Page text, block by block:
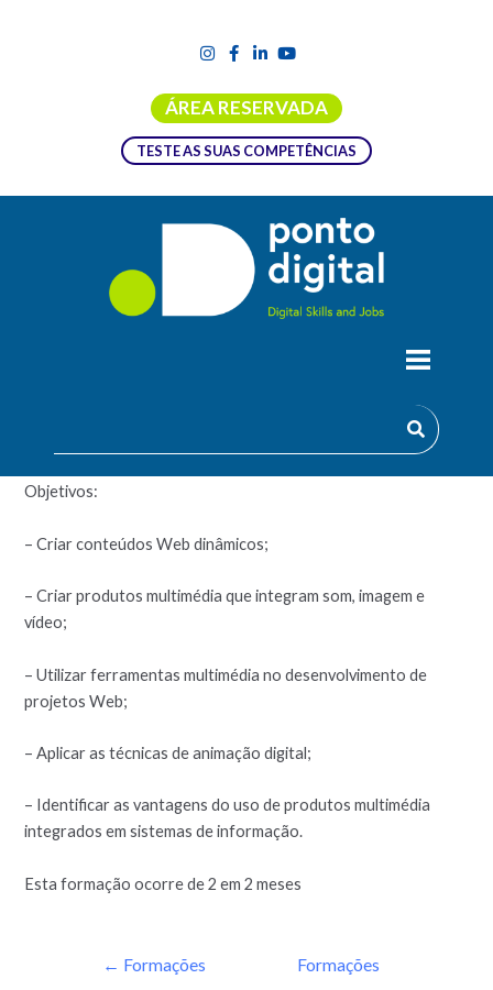
ÁREA RESERVADA
TESTE AS SUAS COMPETÊNCIAS
WEB – FERRAMENTAS MULTIMÉDIA –
UFCD 5416
Objetivos:
– Criar conteúdos Web dinâmicos;
– Criar produtos multimédia que integram som, imagem e
vídeo;
– Utilizar ferramentas multimédia no desenvolvimento de
projetos Web;
– Aplicar as técnicas de animação digital;
– Identificar as vantagens do uso de produtos multimédia
integrados em sistemas de informação.
Esta formação ocorre de 2 em 2 meses
← Formações
Formações